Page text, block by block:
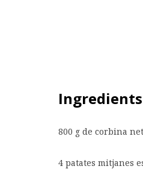
800 g de corbina
4 patates mitjanes